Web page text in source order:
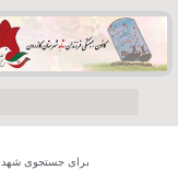
برای جستجوی شهدای